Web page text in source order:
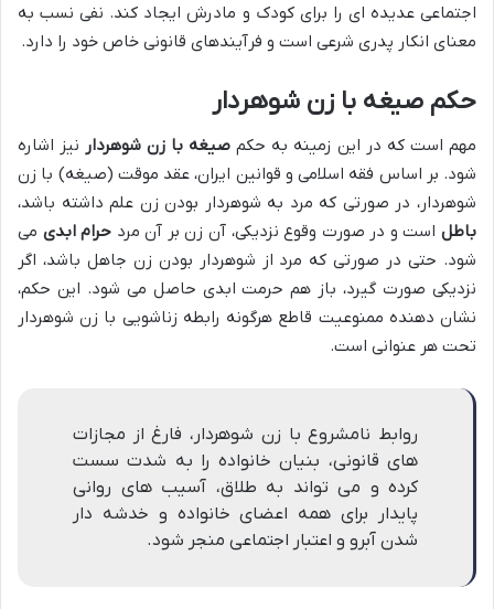
اجتماعی عدیده ای را برای کودک و مادرش ایجاد کند. نفی نسب به
معنای انکار پدری شرعی است و فرآیندهای قانونی خاص خود را دارد.
حکم صیغه با زن شوهردار
مهم است که در این زمینه به حکم صیغه با زن شوهردار نیز اشاره
شود. بر اساس فقه اسلامی و قوانین ایران، عقد موقت (صیغه) با زن
شوهردار، در صورتی که مرد به شوهردار بودن زن علم داشته باشد،
باطلاست و در صورت وقوع نزدیکی، آن زن بر آن مرد حرام ابدی می
شود. حتی در صورتی که مرد از شوهردار بودن زن جاهل باشد، اگر
نزدیکی صورت گیرد، باز هم حرمت ابدی حاصل می شود. این حکم،
نشان دهنده ممنوعیت قاطع هرگونه رابطه زناشویی با زن شوهردار
تحت هر عنوانی است.
روابط نامشروع با زن شوهردار، فارغ از مجازات
های قانونی، بنیان خانواده را به شدت سست
کرده و می تواند به طلاق، آسیب های روانی
پایدار برای همه اعضای خانواده و خدشه دار
شدن آبرو و اعتبار اجتماعی منجر شود.